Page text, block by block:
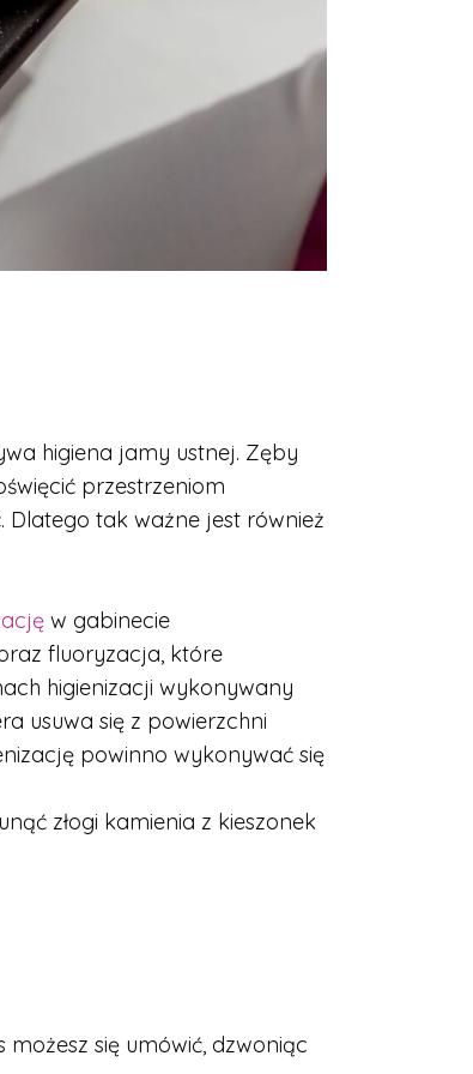
higiena jamy ustnej. Zęby
przestrzeniom
Dlatego tak ważne jest również
w gabinecie
fluoryzacja, które
higienizacji wykonywany
usuwa się z powierzchni
powinno wykonywać się
złogi kamienia z kieszonek
możesz się umówić, dzwoniąc